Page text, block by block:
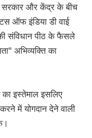
सरकार और केंद्र के बीच
ऑफ इंडिया डी वाई
संविधान पीठ के फैसले
अभिव्यक्ति का
इस्तेमाल इसलिए
में योगदान देने वाली